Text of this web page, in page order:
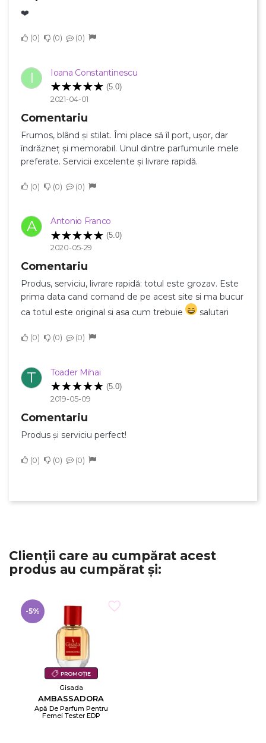
❤️
0 0 0
I Ioana Constantinescu
(5.0)
2021-04-01
Comentariu
Frumos, blând și stilat. Îmi place să îl port, ușor, dar
îndrăzneț și memorabil. Unul dintre parfumurile mele
preferate. Servicii excelente și livrare rapidă.
0 0 0
A Antonio Franco
(5.0)
2020-05-29
Comentariu
Produs, serviciu, livrare rapidă: totul este grozav. Este
prima data cand comand de pe acest site si ma bucur
ca totul este original si asa cum trebuie
salutari
0 0 0
T Toader Mihai
(5.0)
2019-05-09
Comentariu
Produs și serviciu perfect!
0 0 0
Clienții care au cumpărat acest
produs au cumpărat și:
PROMOȚIE
-5%
Gisada
AMBASSADORA
Apă De Parfum Pentru
Femei Tester EDP
Creeaza o lista de dorinte
Creeaza o lista de dorinte